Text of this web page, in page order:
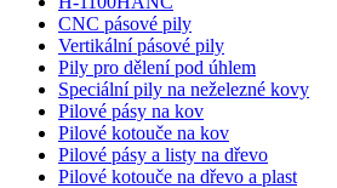
CNC pásové pily
Vertikální pásové pily
Pily pro dělení pod úhlem
Speciální pily na neželezné kovy
Pilové pásy na kov
Pilové kotouče na kov
Pilové pásy a listy na dřevo
Pilové kotouče na dřevo a plast